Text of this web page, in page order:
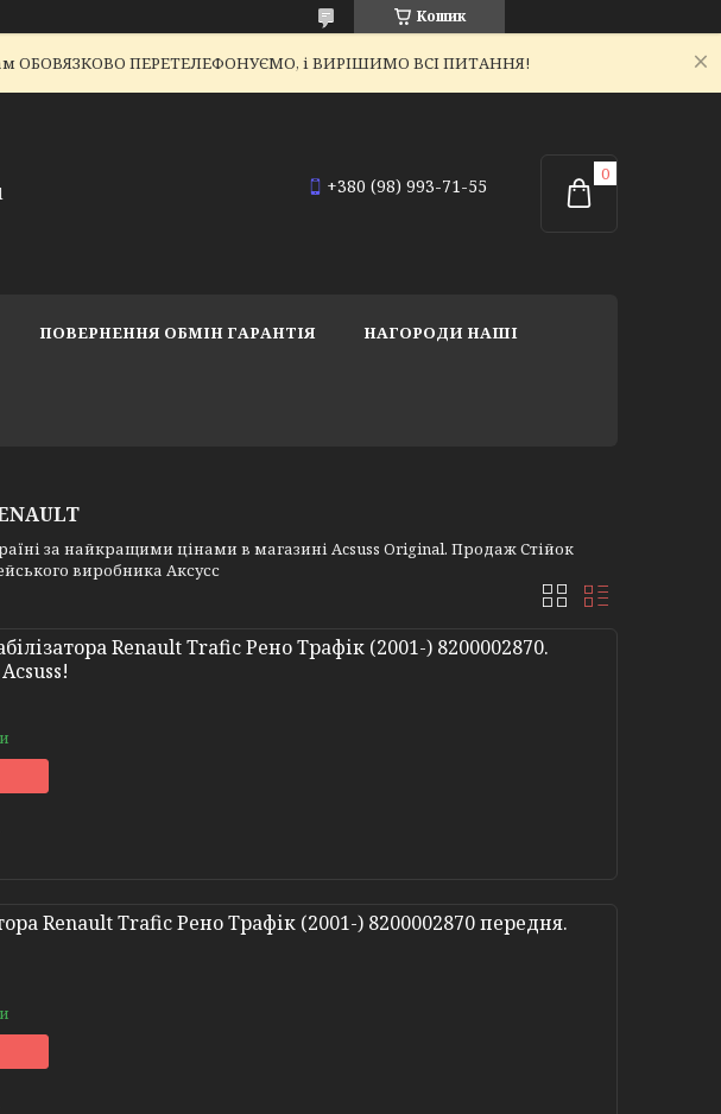
Кошик
ОБОВЯЗКОВО ПЕРЕТЕЛЕФОНУЄМО, і ВИРІШИМО ВСІ ПИТАННЯ!
+380 (98) 993-71-55
ПОВЕРНЕННЯ ОБМІН ГАРАНТІЯ НАГОРОДИ НАШІ
за найкращими цінами в магазині Acsuss Original. Продаж Стійок
виробника Аксусс
Renault Trafic Рено Трафік (2001-) 8200002870.
Renault Trafic Рено Трафік (2001-) 8200002870 передня.